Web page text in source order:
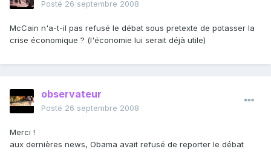
Posté 26 septembre 2008
McCain n'a-t-il pas refusé le débat sous pretexte de potasser la
crise économique ? (l'économie lui serait déjà utile)
observateur
Posté 26 septembre 2008
Merci !
aux dernières news, Obama avait refusé de reporter le débat